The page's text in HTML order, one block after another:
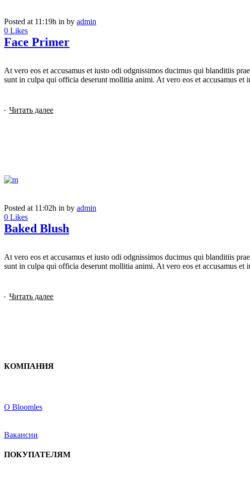
Face Primer
Posted at 11:19h in by admin
0 Likes
At vero eos et accusamus et iusto odi odgnissimos ducimus qui blanditiis
sunt in culpa qui officia deserunt mollitia animi. At vero eos et accusamus et
Читать далее
Baked Blush
Posted at 11:02h in by admin
0 Likes
At vero eos et accusamus et iusto odi odgnissimos ducimus qui blanditiis
sunt in culpa qui officia deserunt mollitia animi. At vero eos et accusamus et
Читать далее
КОМПАНИЯ
О Bloomles
Вакансии
ПОКУПАТЕЛЯМ